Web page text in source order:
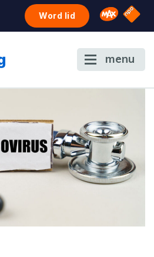
Word lid Omroep
NPO
menu